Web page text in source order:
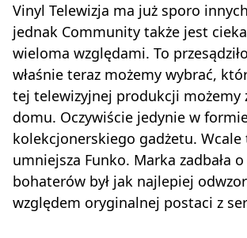
Vinyl Telewizja ma już sporo
jednak Community także jest
wieloma względami. To
właśnie teraz możemy wybrać,
tej telewizyjnej produkcji możemy
domu. Oczywiście jedynie w
kolekcjonerskiego gadżetu.
umniejsza Funko. Marka zadbała
bohaterów był jak najlepiej
względem oryginalnej postaci z